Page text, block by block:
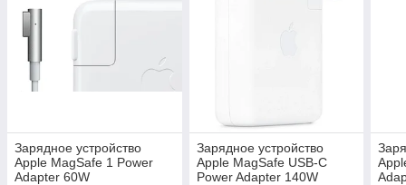
Зарядное устройство
Apple MagSafe 1 Power
Adapter 60W
Зарядное устройство
Apple MagSafe USB-C
Power Adapter 140W